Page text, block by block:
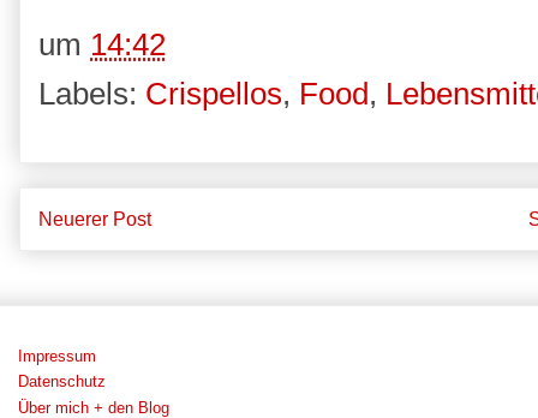
um 14:42
Labels: Crispellos, Food,
Neuerer Post
Impressum
Datenschutz
Über mich + den Blog